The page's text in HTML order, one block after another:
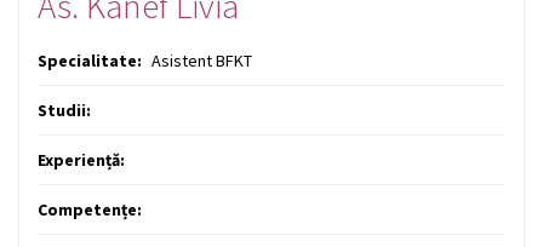
Specialitate: Asistent BFKT
Studii:
Experiență:
Competențe: